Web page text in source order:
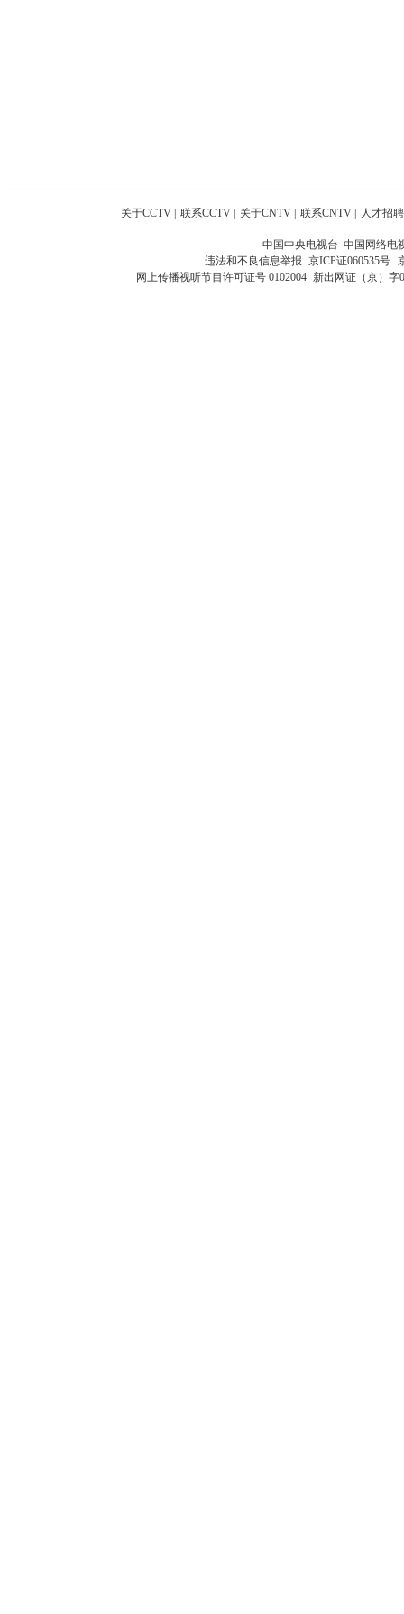
关于CCTV 联系CCTV 关于CNTV 联系CNTV 人才招聘
中国中央电视台 中国网络电
违法和不良信息举报 京ICP证060535号
网上传播视听节目许可证号 0102004 新出网证（京）